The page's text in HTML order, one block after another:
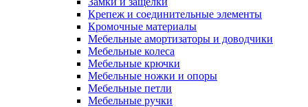
Крепеж и соединительные элементы
Кромочные материалы
Мебельные амортизаторы и доводчики
Мебельные колеса
Мебельные крючки
Мебельные ножки и опоры
Мебельные петли
Мебельные ручки